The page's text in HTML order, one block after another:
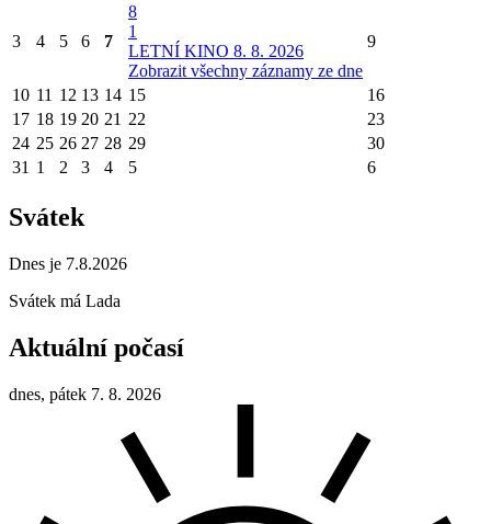
3 4 5 6 7
8
1
LETNÍ KINO 8. 8. 2026
Zobrazit všechny záznamy ze dne
9
10 11 12 13 14 15
16
17 18 19 20 21 22
23
24 25 26 27 28 29
30
31 1 2 3 4 5 6
Svátek
Dnes je 7.8.2026
Svátek má Lada
Aktuální počasí
dnes, pátek 7. 8. 2026